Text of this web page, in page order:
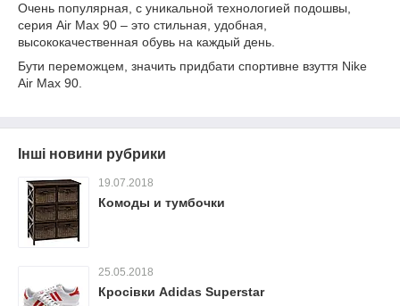
Очень популярная, с уникальной технологией подошвы,
серия Air Max 90 – это стильная, удобная,
высококачественная обувь на каждый день.
Бути переможцем, значить придбати спортивне взуття Nike
Air Max 90.
Інші новини рубрики
19.07.2018
Комоды и тумбочки
25.05.2018
Кросівки Adidas Superstar